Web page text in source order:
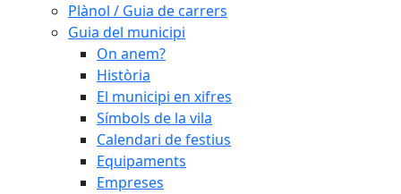
Plànol / Guia de carrers
Guia del municipi
On anem?
Història
El municipi en xifres
Símbols de la vila
Calendari de festius
Equipaments
Empreses